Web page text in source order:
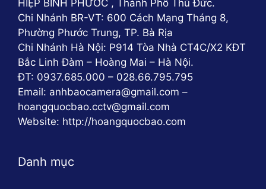
vệ môi trường vì sản phẩm sử dụng 100% nguồn
năng lượng mặt trời, không sử dụng điện lưới, giúp
giảm lượng khí thải ra môi trường xung quanh.
Dễ dàng lắp đặt và sử dụng
HIỆP BÌNH PHƯỚC , Thành Phố Thủ Đức.
Chi Nhánh BR-VT: 600 Cách Mạng Tháng 8,
Phường Phước Trung, TP. Bà Rịa
Chi Nhánh Hà Nội: P914 Tòa Nhà CT4C/X2 KĐT
Bắc Linh Đàm – Hoàng Mai – Hà Nội.
ĐT: 0937.685.000 – 028.66.795.795
Email: anhbaocamera@gmail.com –
hoangquocbao.cctv@gmail.com
Website: http://hoangquocbao.com
Danh mục